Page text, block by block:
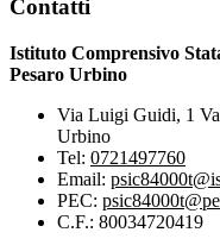
Contatti
Istituto Comprensivo
Pesaro Urbino
Via Luigi Guidi, 1
Urbino
Tel: 0721497760
Email:
PEC:
C.F.: 80034720419